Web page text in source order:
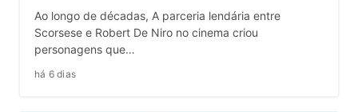
Ao longo de décadas, A parceria lendária entre
Scorsese e Robert De Niro no cinema criou
personagens que…
há 6 dias